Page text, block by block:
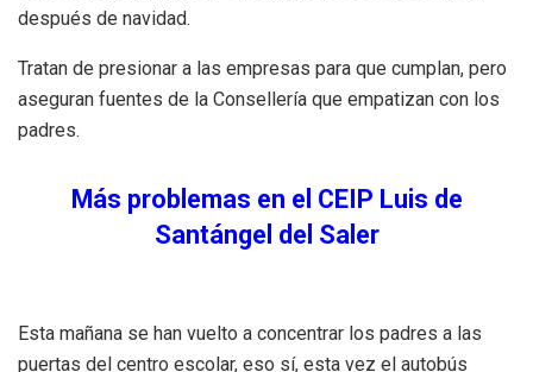
después de navidad.
Tratan de presionar a las empresas para que cumplan, pero
aseguran fuentes de la Consellería que empatizan con los
padres.
Más problemas en el CEIP Luis de
Santángel del Saler
Esta mañana se han vuelto a concentrar los padres a las
puertas del centro escolar, eso sí, esta vez el autobús